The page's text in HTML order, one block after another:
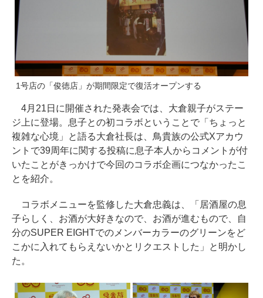
1号店の「俊徳店」が期間限定で復活オープンする
4月21日に開催された発表会では、大倉親子がステー
ジ上に登場。息子との初コラボということで「ちょっと
複雑な心境」と語る大倉社長は、鳥貴族の公式Xアカウ
ントで39周年に関する投稿に息子本人からコメントが付
いたことがきっかけで今回のコラボ企画につなかったこ
とを紹介。
コラボメニューを監修した大倉忠義は、「居酒屋の息
子らしく、お酒が大好きなので、お酒が進むもので、自
分のSUPER EIGHTでのメンバーカラーのグリーンをど
こかに入れてもらえないかとリクエストした」と明かし
た。